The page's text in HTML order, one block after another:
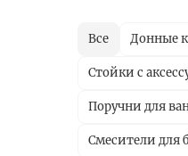
Все Донные
Стойки с
Поручни для
Смесители для